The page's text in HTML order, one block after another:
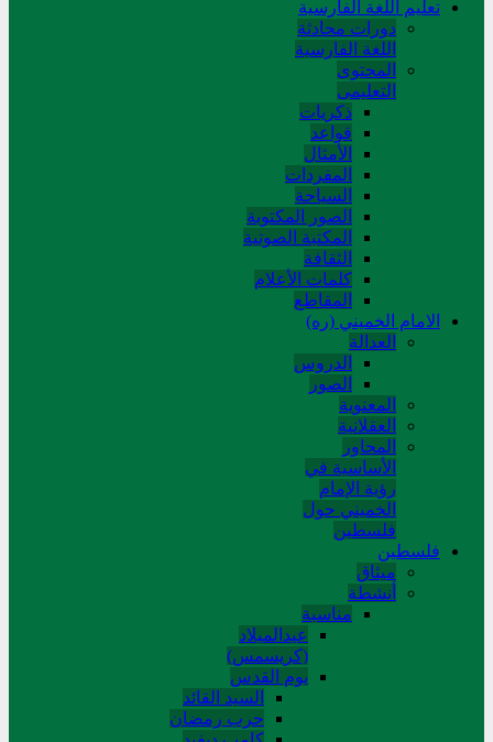
تعلیم اللغة الفارسیة
دورات محادثة
اللغة الفارسیة
المحتوی
التعلیمی
ذکریات
قواعد
الأمثال
المفردات
السیاحة
الصور المکتوبة
المکتبة الصوتیة
الثقافة
کلمات الأعلام
المقاطع
الامام الخميني (ره)
العدالة
الدروس
الصور
المعنوية
العقلانية
المحاور
الأساسیة في
رؤیة الإمام
الخمیني حول
فلسطین
فلسطین
میثاق
أنشطة
مناسبة
عیدالمیلاد
(کریسمس)
یوم القدس
السید القائد
حرب رمضان